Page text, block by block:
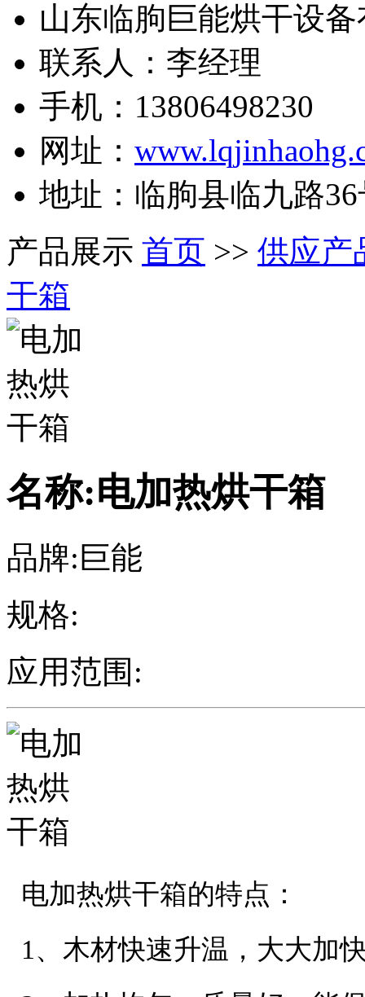
山东临朐巨能烘干设
联系人：李经理
手机：13806498230
网址：
地址：临朐县临九路36
产品展示 首页 >> 供应产
干箱
名称:电加热烘干箱
品牌:巨能
规格:
应用范围:
电加热烘干箱的特点：
1、木材快速升温，大大加